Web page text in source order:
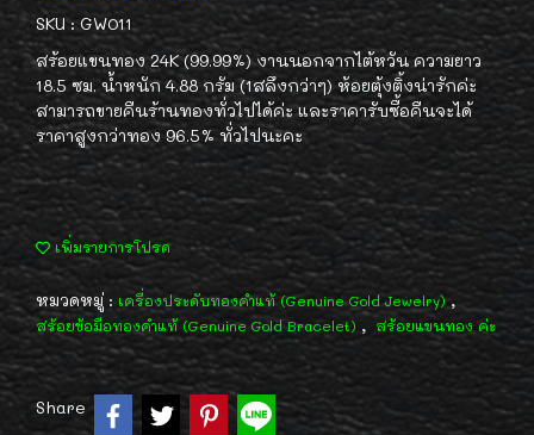
SKU : GW011
สร้อยแขนทอง 24K (99.99%) งานนอกจากไต้หวัน ความยาว
18.5 ซม. น้ำหนัก 4.88 กรัม (1สลึงกว่าๆ) ห้อยตุ้งติ้งน่ารักค่ะ
สามารถขายคืนร้านทองทั่วไปได้ค่ะ และราคารับซื้อคืนจะได้
ราคาสูงกว่าทอง 96.5% ทั่วไปนะคะ
เพิ่มรายการโปรด
หมวดหมู่ : เครื่องประดับทองคำแท้ (Genuine Gold Jewelry) ,
สร้อยข้อมือทองคำแท้ (Genuine Gold Bracelet) , สร้อยแขนทอง ค่ะ
Share